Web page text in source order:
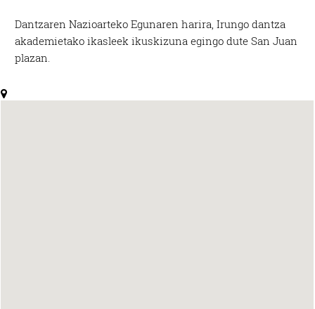
Dantzaren Nazioarteko Egunaren harira, Irungo dantza
akademietako ikasleek ikuskizuna egingo dute San Juan
plazan.